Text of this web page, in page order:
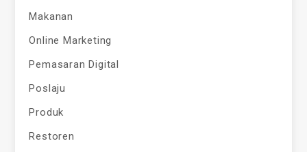
Makanan
Online Marketing
Pemasaran Digital
Poslaju
Produk
Restoren